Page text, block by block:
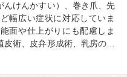
んけんかすい）、巻き爪、先
幅広い症状に対応していま
面や仕上がりにも配慮しま
術、皮弁形成術、乳房の…